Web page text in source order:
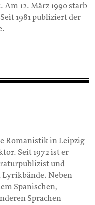
12. März 1990 starb
1981 publiziert der
Romanistik in Leipzig
Seit 1972 ist er
und
Lyrikbände. Neben
Spanischen,
Sprachen